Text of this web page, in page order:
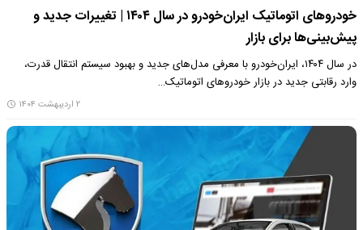
خودروهای اتوماتیک ایران‌خودرو در سال ۱۴۰۴ | تغییرات جدید و
پیش‌بینی‌ها برای بازار
در سال ۱۴۰۴، ایران‌خودرو با معرفی مدل‌های جدید و بهبود سیستم انتقال قدرت،
وارد رقابتی جدید در بازار خودروهای اتوماتیک…
۲ اردیبهشت ۱۴۰۴